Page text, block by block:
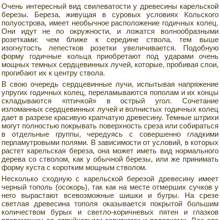
Очень интересный вид свилеватости у древесины карельской
березы. Береза, живущая в суровых условиях Кольского
полуострова, имеет необычное расположение годичных колец.
Они идут не по окружности, и ложатся волнообразными
розетками: чем ближе к середине ствола, тем выше
изогнутость лепестков розетки увеличивается. Подобную
форму годичные кольца приобретают под ударами очень
мощных темных сердцевинных лучей, которые, пробивая слои,
прогибают их к центру ствола.
В свою очередь сердцевинные лучи, испытывая напряжение
упругих годичных колец, переламываются пополам и их концы
складываются «птичкой» в острый угол. Сочетание
изломанных сердцевинных лучей и волнистых годичных колец
дает в разрезе красивую крапчатую древесину. Темные штрихи
могут полностью покрывать поверхность среза или собираться
в отдельные группы, чередуясь с совершенно гладкими
перламутровыми полями. В зависимости от условий, в которых
растет карельская береза, она может иметь вид нормального
дерева со стволом, как у обычной березы, или же принимать
форму куста с коротким мощным стволом.
Несколько сходную с карельской березой древесину имеет
черный тополь (осокорь), так как на месте отмерших сучков у
него вырастают всевозможные шишки и бугры. На срезе
светлая древесина тополя оказывается покрытой большим
количеством бурых и светло-коричневых пятен и глазков